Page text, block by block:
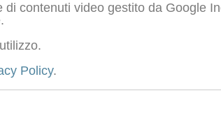
contenuti video gestito da Google
Policy.